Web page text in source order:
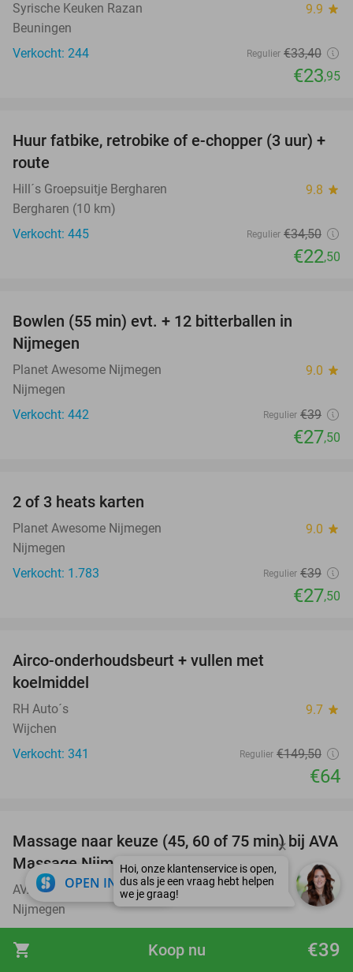
shopping_cart €39
Koop nu
Syrische Keuken Razan 9.9 star
Beuningen
Verkocht: 244
Regulier €33,40
€23,95
35%
Huur fatbike, retrobike of e-chopper (3 uur) +
route
Hill´s Groepsuitje Bergharen 9.8 star
Bergharen (10 km)
Verkocht: 445
Regulier €34,50
€22,50
Bowlen (55 min) evt. + 12 bitterballen in
Nijmegen
Planet Awesome Nijmegen 9.0 star
Nijmegen
Verkocht: 442
Regulier €39
€27,50
2 of 3 heats karten
Planet Awesome Nijmegen 9.0 star
Nijmegen
Verkocht: 1.783
Regulier €39
€27,50
Airco-onderhoudsbeurt + vullen met
koelmiddel
RH Auto´s 9.7 star
Wijchen
Verkocht: 341
Regulier €149,50
€64
46%
Massage naar keuze (45, 60 of 75 min) bij AVA
Massage Nijmegen
AVA Massage Nijmegen 9.9star
Nijmegen
€29,95
OPEN IN APP close